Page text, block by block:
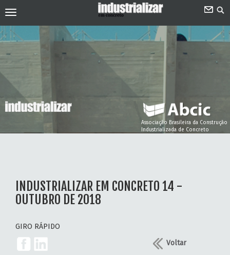
Associação Brasileira da Construção
Industrializada de Concreto
INDUSTRIALIZAR EM CONCRETO 14 -
OUTUBRO DE 2018
GIRO RÁPIDO
Voltar